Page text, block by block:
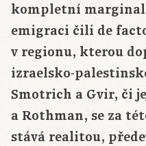
kompletní
emigraci čili de
v regionu, kterou
izraelsko-
Smotrich a Gvir, či
a Rothman, se za
stává realitou,